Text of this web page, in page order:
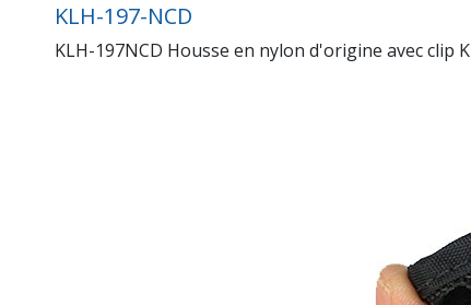
KLH-197-NCD
KLH-197NCD Housse en nylon d'origine avec clip